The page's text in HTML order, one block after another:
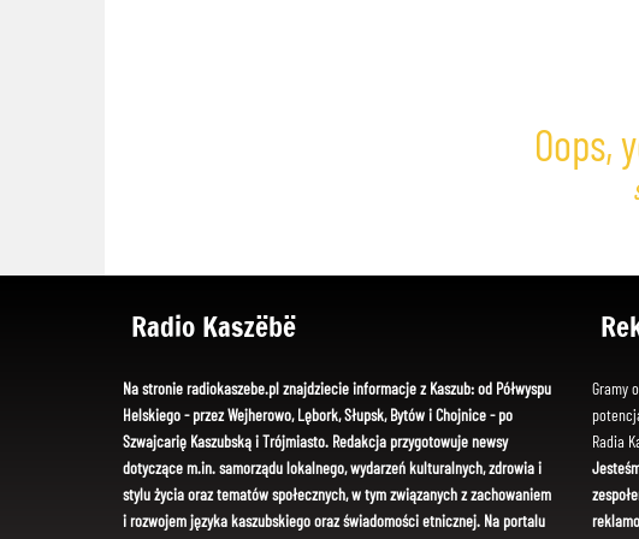
Oops,
Radio Kaszëbë
Na stronie radiokaszebe.pl znajdziecie informacje z Kaszub: od Półwyspu
Helskiego - przez Wejherowo, Lębork, Słupsk, Bytów i Chojnice - po
Szwajcarię Kaszubską i Trójmiasto. Redakcja przygotowuje newsy
dotyczące m.in. samorządu lokalnego, wydarzeń kulturalnych, zdrowia i
stylu życia oraz tematów społecznych, w tym związanych z zachowaniem
i rozwojem języka kaszubskiego oraz świadomości etnicznej. Na portalu
Gramy
Radia